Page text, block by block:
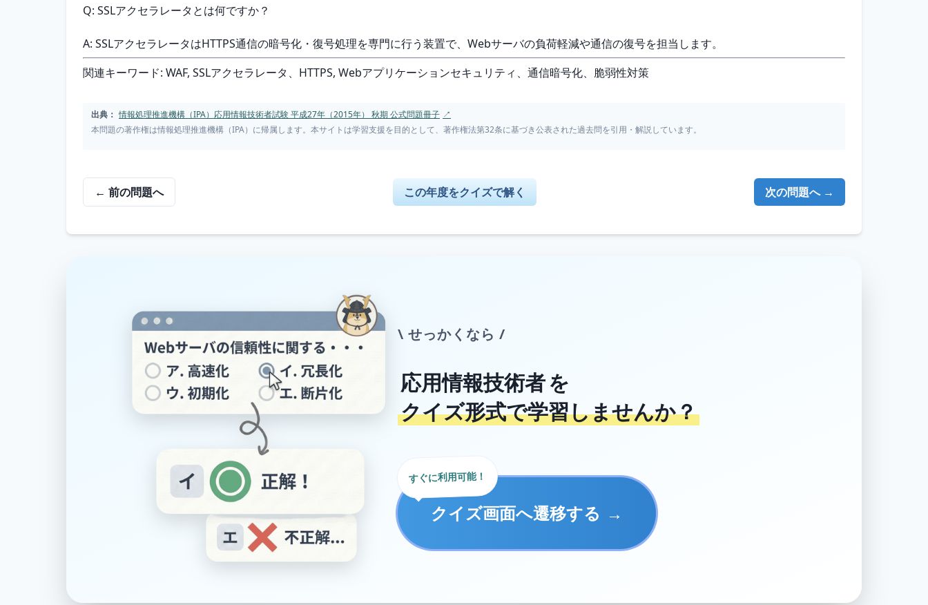
Q: SSLアクセラレータとは何ですか？
A: SSLアクセラレータはHTTPS通信の暗号化・復号処理を専門に行う装置で、Webサーバの負荷軽減や通信の復号を担当します。
関連キーワード: WAF, SSLアクセラレータ、HTTPS, Webアプリケーションセキュリティ、通信暗号化、脆弱性対策
出典： 情報処理推進機構（IPA）応用情報技術者試験 平成27年（2015年） 秋期 公式問題冊子 ↗
本問題の著作権は情報処理推進機構（IPA）に帰属します。本サイトは学習支援を目的として、著作権法第32条に基づき公表された過去問を引用・解説しています。
← 前の問題へ この年度をクイズで解く 次の問題へ →
\ せっかくなら /
応用情報技術者を
クイズ形式で学習しませんか？
クイズ画面へ遷移する →
すぐに利用可能！